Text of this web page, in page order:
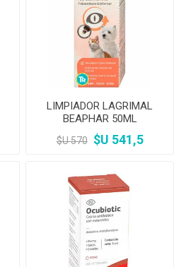
LIMPIADOR LAGRIMAL
BEAPHAR 50ML
$U 570 $U 541,5